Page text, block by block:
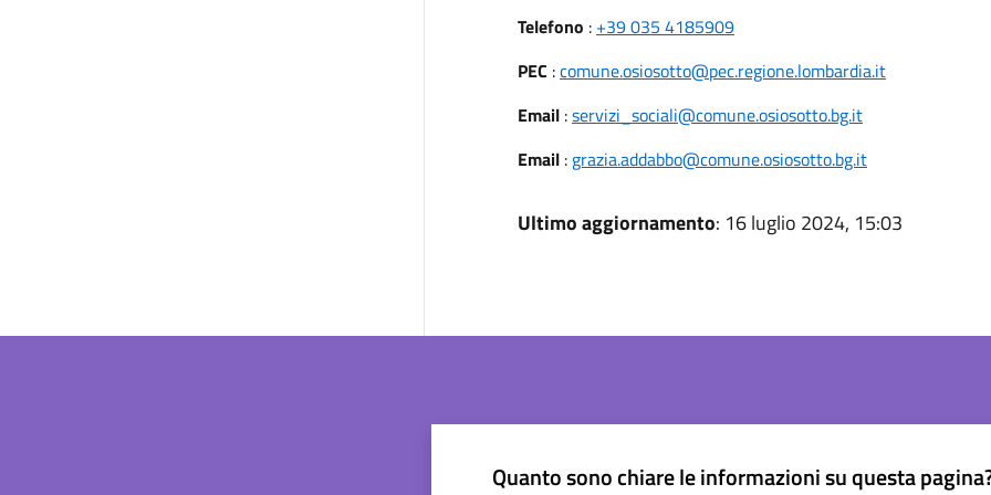
Telefono : +39 035 4185909
PEC :comune.osiosotto@pec.regione.lombardia.it
Email:servizi_sociali@comune.osiosotto.bg.it
Email: grazia.addabbo@comune.osiosotto.bg.it
Ultimo aggiornamento: 16 luglio 2024, 15:03
Quanto sono chiare le informazioni su questa